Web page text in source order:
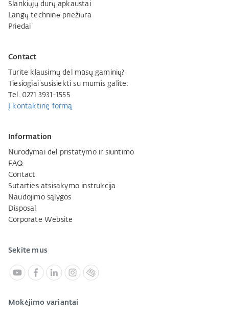
Slankiųjų durų apkaustai
Langų techninė priežiūra
Priedai
Contact
Turite klausimų dėl mūsų gaminių?
Tiesiogiai susisiekti su mumis galite:
Tel. 0271 3931-1555
Į kontaktinę formą
Information
Nurodymai dėl pristatymo ir siuntimo
FAQ
Contact
Sutarties atsisakymo instrukcija
Naudojimo sąlygos
Disposal
Corporate Website
Sekite mus
Mokėjimo variantai